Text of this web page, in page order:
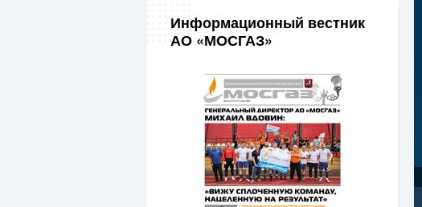
Информационный вестник
АО «МОСГАЗ»